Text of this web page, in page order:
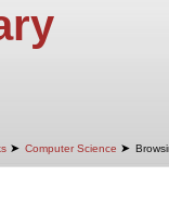
➤ Computer Science ➤